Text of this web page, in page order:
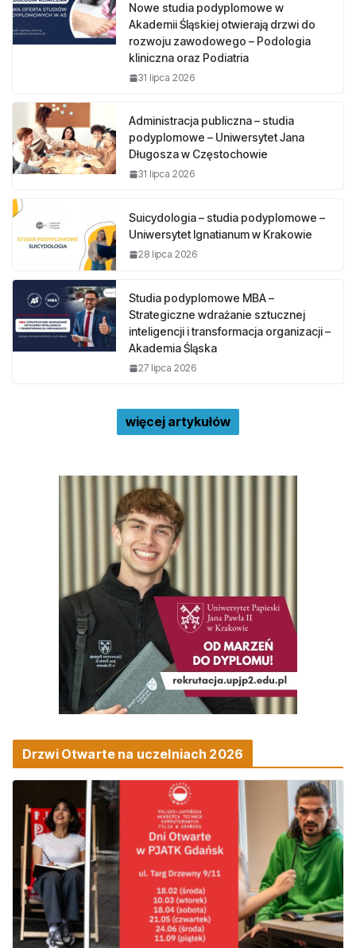
Nowe studia podyplomowe w
Akademii Śląskiej otwierają drzwi do
rozwoju zawodowego – Podologia
kliniczna oraz Podiatria
31 lipca 2026
Administracja publiczna – studia
podyplomowe – Uniwersytet Jana
Długosza w Częstochowie
31 lipca 2026
Suicydologia – studia podyplomowe –
Uniwersytet Ignatianum w Krakowie
28 lipca 2026
Studia podyplomowe MBA –
Strategiczne wdrażanie sztucznej
inteligencji i transformacja organizacji –
Akademia Śląska
27 lipca 2026
więcej artykułów
Drzwi Otwarte na uczelniach 2026